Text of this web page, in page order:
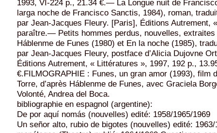
1993, VI-224 p., 21.34 €.— La Longue nuit de
larga noche de Francisco Sanctis, 1984), roman,
par Jean-Jacques Fleury. [Paris], Éditions Autrement,
paraître.— Petits hommes perdus, nouvelles,
Háblenme de Funes (1980) et En la noche (1985),
par Jean-Jacques Fleury, postface d’Alicia Dujovne
Éditions Autrement, « Littératures », 1997, 192 p.,
€.FILMOGRAPHIE : Funes, un gran amor (1993), film
Torre, d’après Háblenme de Funes, avec Graciela
Volonté, Andrea del Boca.
bibliographie en espagnol (argentine):
De por aquí nomás (nouvelles) edité: 1958/1965/1969
Un señor alto, rubio de bigotes (nouvelles) edité: 1963/